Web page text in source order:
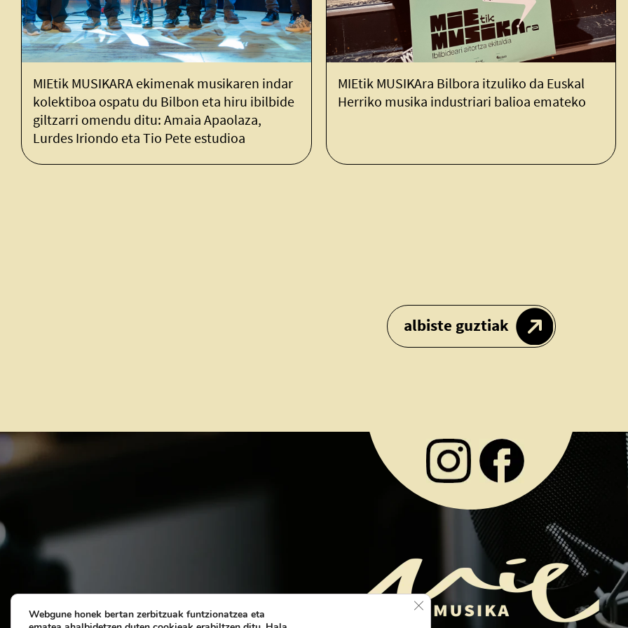
MUSIKARA ekimenak musikaren indar
ospatu du Bilbon eta hiru ibilbide
omendu ditu: Amaia Apaolaza,
Iriondo eta Tio Pete estudioa
MIEtik MUSIKAra Bilbora itzuliko da Euskal
Herriko musika industriari balioa emateko
MIEtik
albiste guztiak
Webgune honek bertan zerbitzuak funtzionatzea eta
Close GDPR Cookie Banner